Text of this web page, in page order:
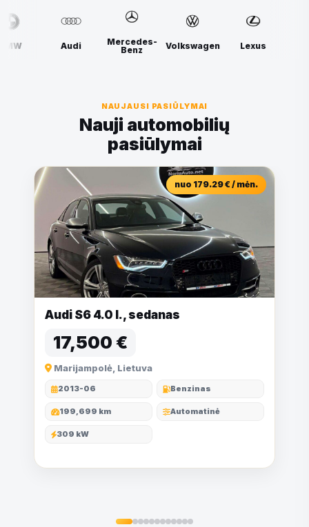
Mercedes-
Benz
Volkswagen Lexus BMW
NAUJAUSI PASIŪLYMAI
Nauji automobilių
pasiūlymai
nuo 179.29 € / mėn.
Audi S6 4.0 l., sedanas
17,500 €
Marijampolė, Lietuva
2013-06 Benzinas
199,699 km Automatinė
309 kW